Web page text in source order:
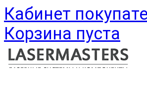
Кабинет
Корзина пуста